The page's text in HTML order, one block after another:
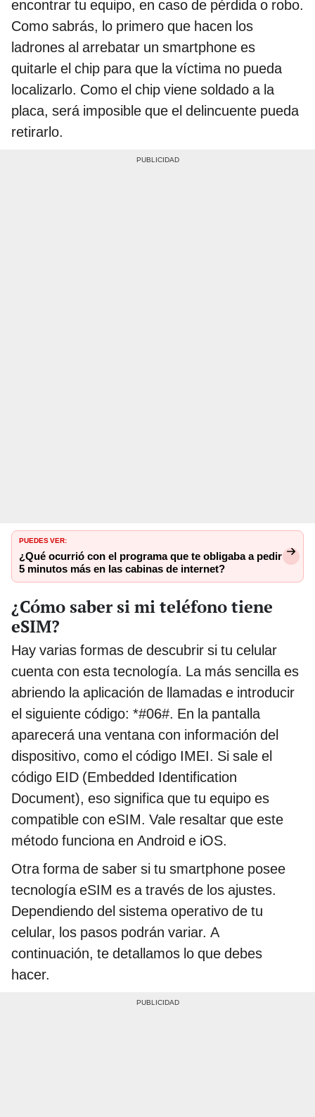
encontrar tu equipo, en caso de pérdida o robo.
Como sabrás, lo primero que hacen los
ladrones al arrebatar un smartphone es
quitarle el chip para que la víctima no pueda
localizarlo. Como el chip viene soldado a la
placa, será imposible que el delincuente pueda
retirarlo.
PUEDES VER:
¿Qué ocurrió con el programa que te obligaba a pedir
5 minutos más en las cabinas de internet?
¿Cómo saber si mi teléfono tiene
eSIM?
Hay varias formas de descubrir si tu celular
cuenta con esta tecnología. La más sencilla es
abriendo la aplicación de llamadas e introducir
el siguiente código: *#06#. En la pantalla
aparecerá una ventana con información del
dispositivo, como el código IMEI. Si sale el
código EID (Embedded Identification
Document), eso significa que tu equipo es
compatible con eSIM. Vale resaltar que este
método funciona en Android e iOS.
Otra forma de saber si tu smartphone posee
tecnología eSIM es a través de los ajustes.
Dependiendo del sistema operativo de tu
celular, los pasos podrán variar. A
continuación, te detallamos lo que debes
hacer.